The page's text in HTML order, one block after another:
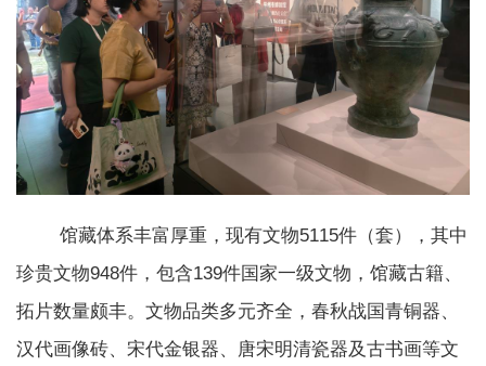
馆藏体系丰富厚重，现有文物5115件（套），其中
珍贵文物948件，包含139件国家一级文物，馆藏古籍、
拓片数量颇丰。文物品类多元齐全，春秋战国青铜器、
汉代画像砖、宋代金银器、唐宋明清瓷器及古书画等文